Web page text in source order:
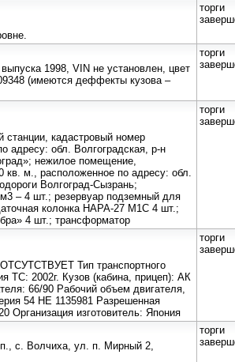
торги
1998, VIN не установлен, цвет
(имеются деффекты кузова –
торги
станции, кадастровый номер
адресу: обл. Волгоградская, р-н
нежилое помещение,
м., расположенное по адресу: обл.
Волгоград-Сызрань;
– 4 шт.; резервуар подземный для
колонка НАРА-27 М1С 4 шт.;
4 шт.; трансформатор
торги
Тип транспортного
ТС: 2002г. Кузов (кабина, прицеп): АК
66/90 Рабочий объем двигателя,
54 НЕ 1135981 Разрешенная
Организация изготовитель: Япония
торги
с. Волчиха, ул. п. Мирный 2,
торги